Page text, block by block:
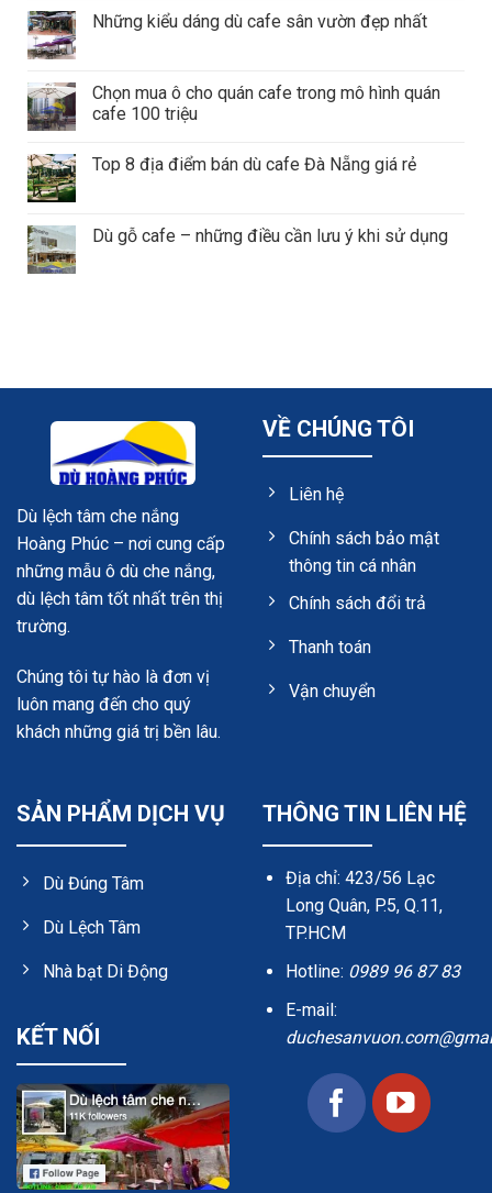
Những kiểu dáng dù cafe sân vườn đẹp nhất
Chọn mua ô cho quán cafe trong mô hình quán
cafe 100 triệu
Top 8 địa điểm bán dù cafe Đà Nẵng giá rẻ
Dù gỗ cafe – những điều cần lưu ý khi sử dụng
Dù lệch tâm che nắng
Hoàng Phúc – nơi cung cấp
những mẫu ô dù che nắng,
dù lệch tâm tốt nhất trên thị
trường.
Chúng tôi tự hào là đơn vị
luôn mang đến cho quý
khách những giá trị bền lâu.
VỀ CHÚNG TÔI
Liên hệ
Chính sách bảo mật
thông tin cá nhân
Chính sách đổi trả
Thanh toán
Vận chuyển
SẢN PHẨM DỊCH VỤ
Dù Đúng Tâm
Dù Lệch Tâm
Nhà bạt Di Động
KẾT NỐI
THÔNG TIN LIÊN HỆ
Địa chỉ: 423/56 Lạc
Long Quân, P.5, Q.11,
TP.HCM
Hotline: 0989 96 87 83
E-mail: